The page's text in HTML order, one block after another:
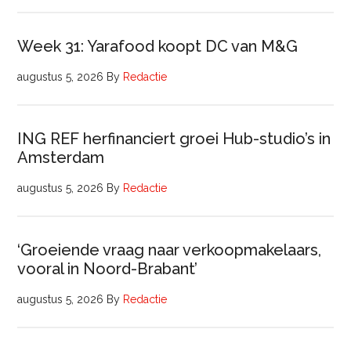
Week 31: Yarafood koopt DC van M&G
augustus 5, 2026 By Redactie
ING REF herfinanciert groei Hub-studio’s in
Amsterdam
augustus 5, 2026 By Redactie
‘Groeiende vraag naar verkoopmakelaars,
vooral in Noord-Brabant’
augustus 5, 2026 By Redactie